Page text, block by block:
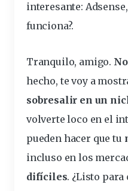
interesante:
funciona?.
Tranquilo, amigo.
hecho, te voy a
sobresalir en un
volverte loco en el
pueden hacer que tu
incluso en los
difíciles. ¿Listo para